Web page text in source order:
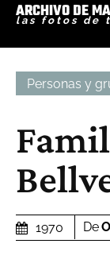
ARCHIVO DE
las fotos de
Personas y
1970 De